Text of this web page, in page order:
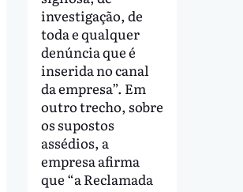
investigação, de
toda e qualquer
denúncia que é
inserida no canal
da empresa”. Em
outro trecho, sobre
os supostos
assédios, a
empresa afirma
que “a Reclamada